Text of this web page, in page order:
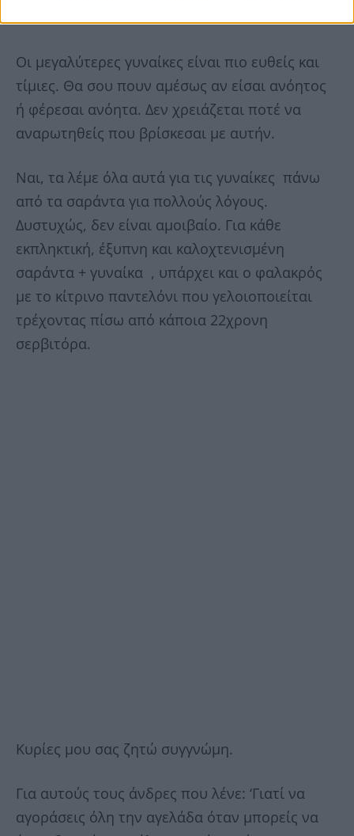
Οι μεγαλύτερες γυναίκες είναι πιο ευθείς και
τίμιες. Θα σου πουν αμέσως αν είσαι ανόητος
ή φέρεσαι ανόητα. Δεν χρειάζεται ποτέ να
αναρωτηθείς που βρίσκεσαι με αυτήν.
Ναι, τα λέμε όλα αυτά για τις γυναίκες πάνω
από τα σαράντα για πολλούς λόγους.
Δυστυχώς, δεν είναι αμοιβαίο. Για κάθε
εκπληκτική, έξυπνη και καλοχτενισμένη
σαράντα + γυναίκα , υπάρχει και ο φαλακρός
με το κίτρινο παντελόνι που γελοιοποιείται
τρέχοντας πίσω από κάποια 22χρονη
σερβιτόρα.
Κυρίες μου σας ζητώ συγγνώμη.
Για αυτούς τους άνδρες που λένε: ‘Γιατί να
αγοράσεις όλη την αγελάδα όταν μπορείς να